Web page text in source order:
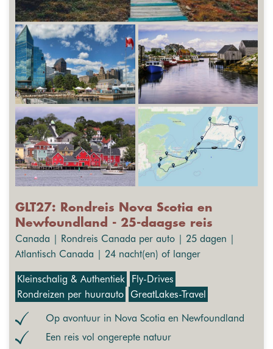
GLT27: Rondreis Nova Scotia en
Newfoundland - 25-daagse reis
Canada | Rondreis Canada per auto | 25 dagen |
Atlantisch Canada | 24 nacht(en) of langer
Kleinschalig & Authentiek
Fly-Drives
Rondreizen per huurauto GreatLakes-Travel
Op avontuur in Nova Scotia en Newfoundland
Een reis vol ongerepte natuur